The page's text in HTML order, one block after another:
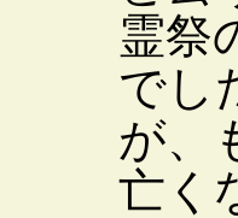
霊祭
でし
が、
亡く